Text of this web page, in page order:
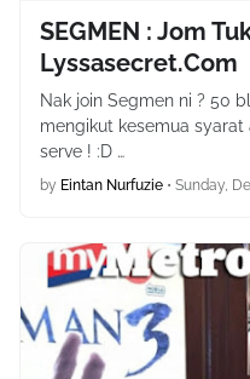
SEGMEN : Jom
Lyssasecret.Com
Nak join Segmen ni ? 50
mengikut kesemua
serve ! :D …
by Eintan Nurfuzie • Sunday,